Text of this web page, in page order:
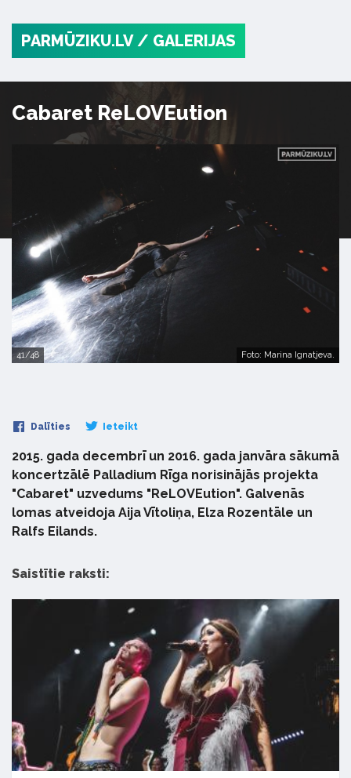
PARMŪZIKU.LV / GALERIJAS
Cabaret ReLOVEution
41/48 Foto: Marina Ignatjeva.
Dalīties Ieteikt
2015. gada decembrī un 2016. gada janvāra sākumā
koncertzālē Palladium Rīga norisinājās projekta
"Cabaret" uzvedums "ReLOVEution". Galvenās
lomas atveidoja Aija Vītoliņa, Elza Rozentāle un
Ralfs Eilands.
Saistītie raksti: